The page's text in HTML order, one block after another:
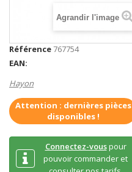
Agrandir l'image
Référence 767754
EAN:
Hayon
Attention : dernières pièces
disponibles !
Connectez-vouspour
pouvoir commander et